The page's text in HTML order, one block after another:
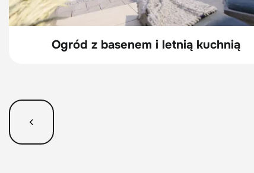
Ogród z basenem i letnią kuchnią